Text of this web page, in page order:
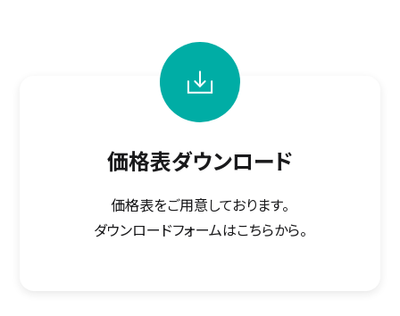
価格表ダウンロード
価格表をご用意しております。
ダウンロードフォームはこちらから。